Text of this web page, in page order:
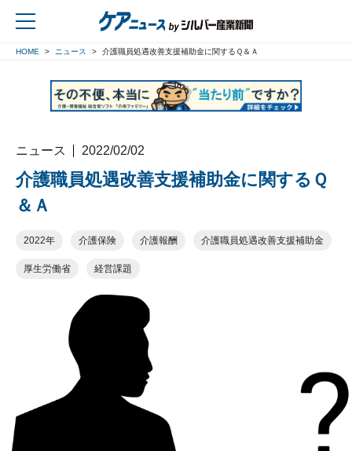
HOME ニュース 介護職員処遇改善支援補助金に関するＱ＆Ａ
ニュース 2022/02/02
介護職員処遇改善支援補助金に関するＱ
＆Ａ
2022年 介護保険 介護報酬 介護職員処遇改善支援補助金
厚生労働省 経営課題